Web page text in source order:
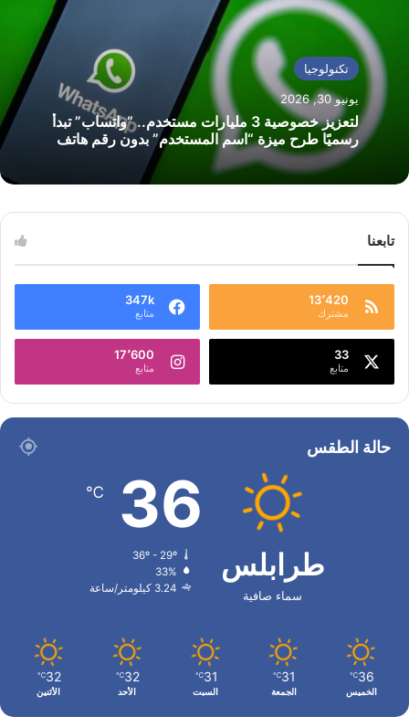
تكنولوجيا
يونيو 30, 2026
لتعزيز خصوصية 3 مليارات مستخدم.. “واتساب” تبدأ
رسميًا طرح ميزة “اسم المستخدم” بدون رقم هاتف
تابعنا
13٬420
مشترك
347k
متابع
33
متابع
17٬600
متابع
حالة الطقس
طرابلس
سماء صافية
36
℃
36º - 29º
33%
3.24 كيلومتر/ساعة
36
℃
الخميس
31
℃
الجمعة
31
℃
السبت
32
℃
الأحد
32
℃
الأثنين